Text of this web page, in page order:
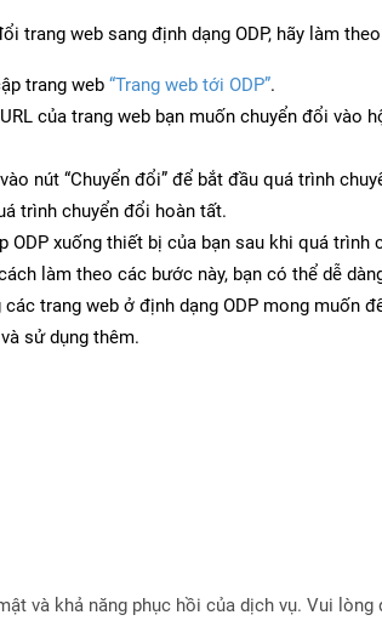
trang web sang định dạng ODP, hãy làm
trang web “Trang web tới ODP”.
của trang web bạn muốn chuyển đổi vào
nút “Chuyển đổi” để bắt đầu quá trình
trình chuyển đổi hoàn tất.
ODP xuống thiết bị của bạn sau khi quá trình
làm theo các bước này, bạn có thể dễ
các trang web ở định dạng ODP mong muốn
sử dụng thêm.
và khả năng phục hồi của dịch vụ. Vui